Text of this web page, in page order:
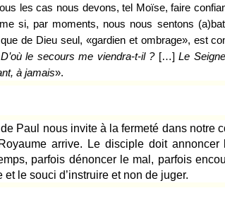
les cas nous devons, tel Moïse, faire
si, par moments, nous nous sentons
de Dieu seul, «gardien et ombrage», est
D’où le secours me viendra-t-il ?[…] Le
à jamais».
de Paul nous invite à la fermeté dans notre
arrive. Le disciple doit
parfois dénoncer le mal, parfois
et le souci d’instruire et non de juger.